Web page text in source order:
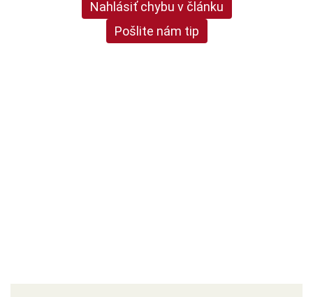
Nahlásiť chybu v článku
Pošlite nám tip